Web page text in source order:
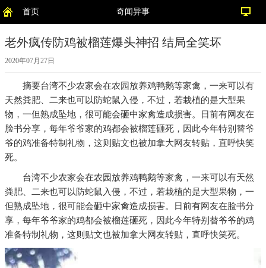
首页 奇闻异事
老外疯传防鸡被榴莲爆头神招 结局全笑坏
2020年07月27日
摘要台湾不少农家会在农园放养鸡鸭鹅等家禽，一来可以有
天然粪肥、二来也可以防蛇鼠入侵，不过，若栽植的是大型果
物，一但熟成坠地，很可能会砸中家禽造成损害。日前有网友在
脸书分享，每年爷爷家的鸡都会被榴莲砸死，因此今年特别替爷
爷的鸡准备特制礼物，这则贴文也被加拿大网友转贴，直呼快笑
死。
台湾不少农家会在农园放养鸡鸭鹅等家禽，一来可以有天然
粪肥、二来也可以防蛇鼠入侵，不过，若栽植的是大型果物，一
但熟成坠地，很可能会砸中家禽造成损害。日前有网友在脸书分
享，每年爷爷家的鸡都会被榴莲砸死，因此今年特别替爷爷的鸡
准备特制礼物，这则贴文也被加拿大网友转贴，直呼快笑死。